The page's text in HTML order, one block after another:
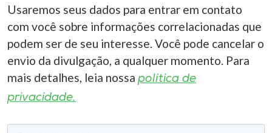
Usaremos seus dados para entrar em contato
com você sobre informações correlacionadas que
podem ser de seu interesse. Você pode cancelar o
envio da divulgação, a qualquer momento. Para
mais detalhes, leia nossa política de
privacidade.